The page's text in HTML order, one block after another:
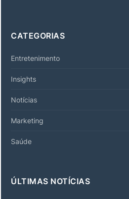
CATEGORIAS
Entretenimento
Insights
Notícias
Marketing
Saúde
ÚLTIMAS NOTÍCIAS